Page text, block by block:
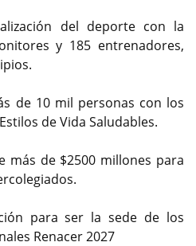
del deporte con la
y 185 entrenadores,
de 10 mil personas con los
de Vida Saludables.
más de $2500 millones para
para ser la sede de los
Renacer 2027